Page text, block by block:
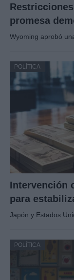
promesa
Wyoming aprobó
POLÍTICA
Intervención
para
Japón y Estados
POLÍTICA